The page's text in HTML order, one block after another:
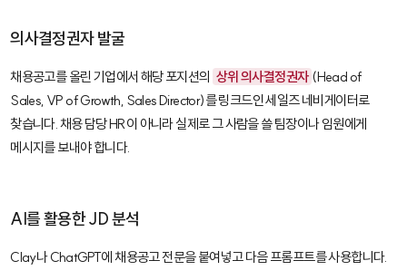
의사결정권자 발굴
채용공고를 올린 기업에서 해당 포지션의 상위 의사결정권자 (Head of
Sales, VP of Growth, Sales Director)를 링크드인 세일즈 네비게이터로
찾습니다. 채용 담당 HR이 아니라 실제로 그 사람을 쓸 팀장이나 임원에게
메시지를 보내야 합니다.
AI를 활용한 JD 분석
Clay나ChatGPT에 채용공고 전문을 붙여넣고 다음 프롬프트를 사용합니다.